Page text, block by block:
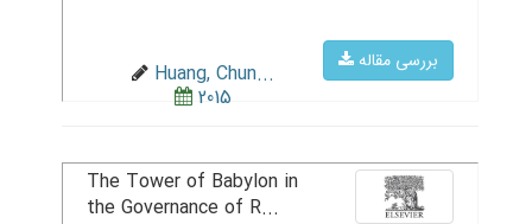
بررسی مقاله
Huang, Chun...
2015
The Tower of Babylon in
the Governance of R...